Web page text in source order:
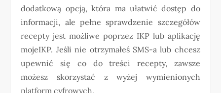
dodatkową opcją, która ma ułatwić dostęp do
informacji, ale pełne sprawdzenie szczegółów
recepty jest możliwe poprzez IKP lub aplikację
mojeIKP. Jeśli nie otrzymałeś SMS-a lub chcesz
upewnić się co do treści recepty, zawsze
możesz skorzystać z wyżej wymienionych
platform cyfrowych.